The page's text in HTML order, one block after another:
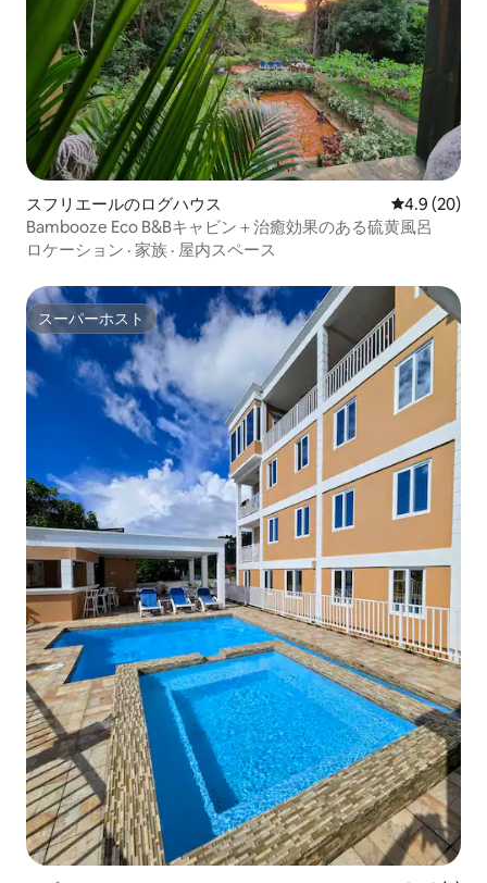
スフリエールのログハウス レビュー20
4.9 (20)
Bambooze Eco B&Bキャビン＋治癒効果のある硫黄風呂
ロケーション · 家族 · 屋内スペース
スーパーホスト
スーパーホスト